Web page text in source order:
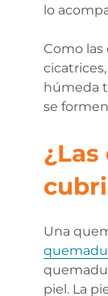
lo
Como las
húmeda
se
Una
piel. La